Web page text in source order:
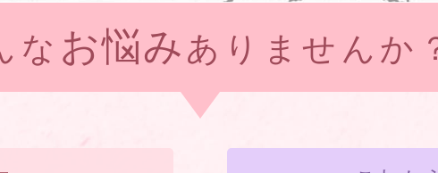
な お悩みありませんか